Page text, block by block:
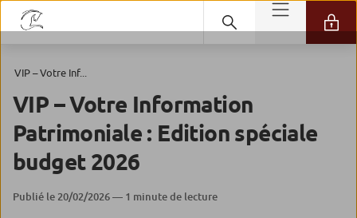
VIP – Votre Inf...
VIP – Votre Information
Patrimoniale : Edition spéciale
budget 2026
Publié le 20/02/2026 — 1 minute de lecture